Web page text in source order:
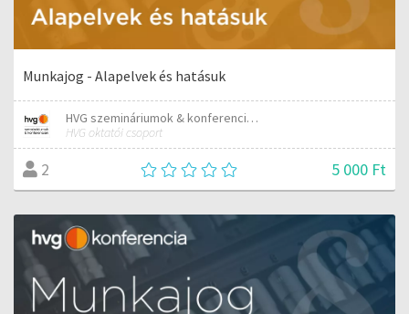
Munkajog - Alapelvek és hatásuk
HVG szemináriumok & konferenciák
HVG oktatói csoport
2 5 000 Ft